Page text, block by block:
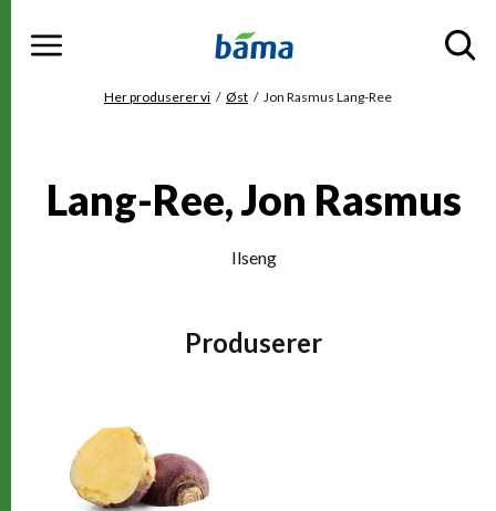
Meny
Du er her
Her produserer vi Øst Jon Rasmus Lang-Ree
Lang-Ree, Jon Rasmus
Ilseng
Produserer